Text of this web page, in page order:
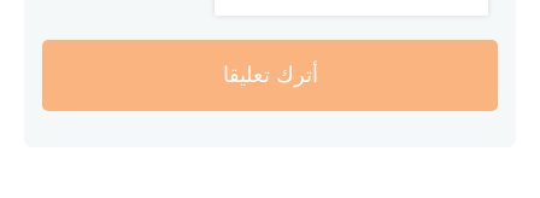
أترك تعليقا